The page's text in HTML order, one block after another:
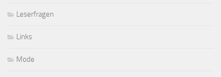
Leserfragen
Links
Mode